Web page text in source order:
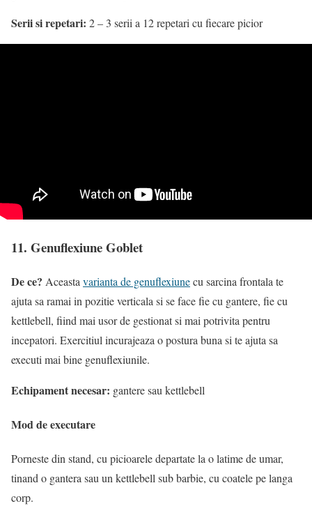
Serii si repetari: 2 – 3 serii a 12 repetari cu fiecare picior
11. Genuflexiune Goblet
De ce? Aceasta varianta de genuflexiunecu sarcina frontala te
ajuta sa ramai in pozitie verticala si se face fie cu gantere, fie cu
kettlebell, fiind mai usor de gestionat si mai potrivita pentru
incepatori. Exercitiul incurajeaza o postura buna si te ajuta sa
executi mai bine genuflexiunile.
Echipament necesar: gantere sau kettlebell
Mod de executare
Porneste din stand, cu picioarele departate la o latime de umar,
tinand o gantera sau un kettlebell sub barbie, cu coatele pe langa
corp.